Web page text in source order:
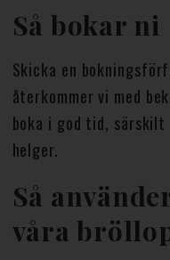
Så bokar ni
Skicka en
återkommer vi med
boka i god tid, särskilt
helger.
Så
våra